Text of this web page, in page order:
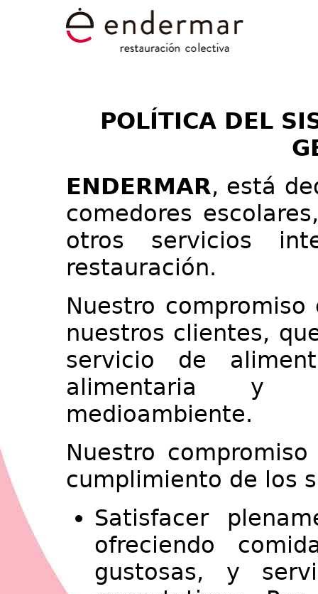
POLÍTICA DEL
ENDERMAR, está
comedores
otros servicios
restauración.
Nuestro
nuestros clientes,
servicio de
alimentaria y
medioambiente.
Nuestro
cumplimiento de los
Satisfacer
ofreciendo
gustosas, y